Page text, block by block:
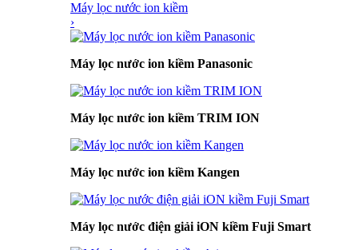
Máy lọc nước ion kiềm
›
Máy lọc nước ion kiềm Panasonic
Máy lọc nước ion kiềm TRIM ION
Máy lọc nước ion kiềm Kangen
Máy lọc nước điện giải iON kiềm Fuji Smart